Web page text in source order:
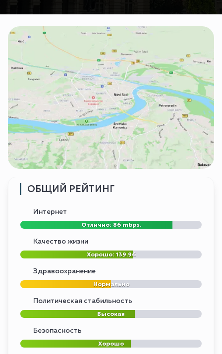
ОБЩИЙ РЕЙТИНГ
Интернет
Отлично: 86 mbps.
Качество жизни
Хорошо: 139.96
Здравоохранение
Нормально
Политическая стабильность
Высокая
Безопасность
Хорошо